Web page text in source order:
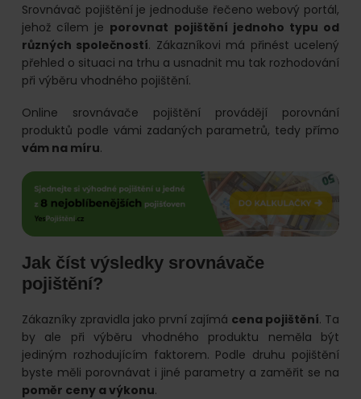
Srovnávač pojištění je jednoduše řečeno webový portál,
jehož cílem je porovnat pojištění jednoho typu od
různých společností. Zákazníkovi má přinést ucelený
přehled o situaci na trhu a usnadnit mu tak rozhodování
při výběru vhodného pojištění.
Online srovnávače pojištění provádějí porovnání
produktů podle vámi zadaných parametrů, tedy přímo
vám na míru.
Jak číst výsledky srovnávače
pojištění?
Zákazníky zpravidla jako první zajímá cena pojištění. Ta
by ale při výběru vhodného produktu neměla být
jediným rozhodujícím faktorem. Podle druhu pojištění
byste měli porovnávat i jiné parametry a zaměřit se na
poměr ceny a výkonu.